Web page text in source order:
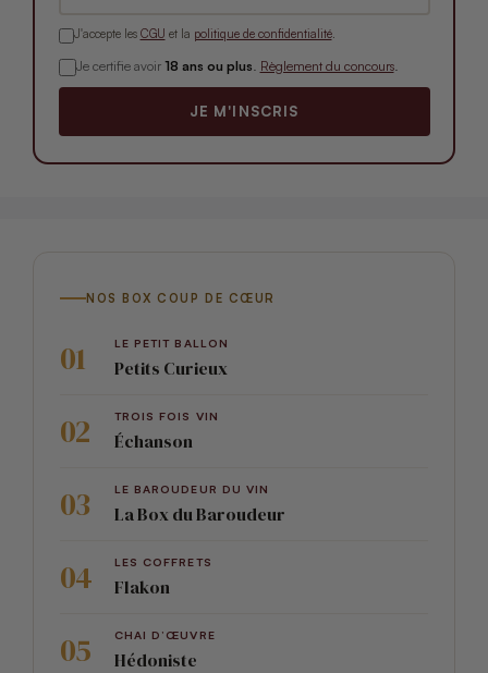
J'accepte les CGU et la politique de confidentialité.
Je certifie avoir 18 ans ou plus. Règlement du concours.
JE M'INSCRIS
NOS BOX COUP DE CŒUR
LE PETIT BALLON
Petits Curieux
TROIS FOIS VIN
Échanson
LE BAROUDEUR DU VIN
La Box du Baroudeur
LES COFFRETS
Flakon
CHAI D’ŒUVRE
Hédoniste